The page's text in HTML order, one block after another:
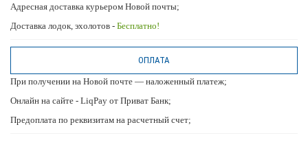
Адресная доставка курьером Новой почты;
Доставка лодок, эхолотов - Бесплатно!
ОПЛАТА
При получении на Новой почте — наложенный платеж;
Онлайн на сайте - LiqPay от Приват Банк;
Предоплата по реквизитам на расчетный счет;